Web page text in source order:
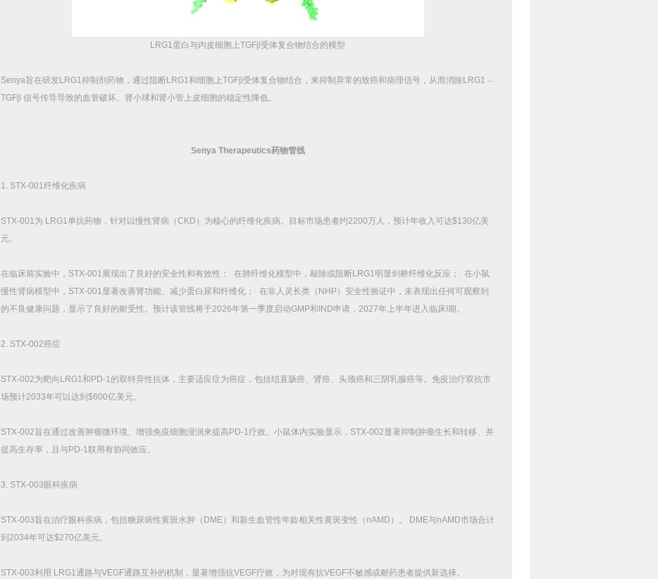
LRG1蛋白与内皮细胞上TGFβ受体复合物结合的模型
Senya旨在研发 LRG1抑制剂药物，通过阻断LRG1和细胞上TGFβ受体复合物结合，来抑制异常的致癌和病理信号，从而消除 LRG1 –
TGFβ 信号传导导致的血管破坏、肾小球和肾小管上皮细胞的稳定性降低。
Senya Therapeutics药物管线
1. STX-001纤维化疾病
STX-001为 LRG1单抗药物，针对以慢性肾病（CKD ）为核心的纤维化疾病。目标市场患者约2200万人，预计年收入可达$130亿美
元。
在临床前实验中， STX-001展现出了良好的安全性和有效性：· 在肺纤维化模型中，敲除或阻断LRG1明显剑桥纤维化反应；· 在小鼠
慢性肾病模型中， STX-001 显著改善肾功能、减少蛋白尿和纤维化；· 在非人灵长类（ NHP）安全性验证中，未表现出任何可观察到
的不良健康问题，显示了良好的耐受性。预计该管线将于2026年第一季度启动GMP和 IND申请， 2027年上半年进入临床 期。
2. STX-002癌症
STX-002为靶向 LRG1和 PD-1的双特异性抗体，主要适应症为癌症，包括结直肠癌、肾癌、头颈癌和三阴乳腺癌等。免疫治疗双抗市
场预计2033年可以达到 $600亿美元。
STX-002 旨在通过改善肿瘤微环境、增强免疫细胞浸润来提高 PD-1疗效。小鼠体内实验显示， STX-002 显著抑制肿瘤生长和转移、并
提高生存率，且与PD-1联用有协同效应。
3. STX-003 眼科疾病
STX-003 旨在治疗眼科疾病，包括糖尿病性黄斑水肿（ DME）和新生血管性年龄相关性黄斑变性（ nAMD ）。 DME与nAMD市场合计
到 2034年可达$270亿美元。
STX-003利用 LRG1通路与VEGF通路互补的机制，显著增强抗VEGF疗效，为对现有抗VEGF不敏感或耐药患者提供新选择。